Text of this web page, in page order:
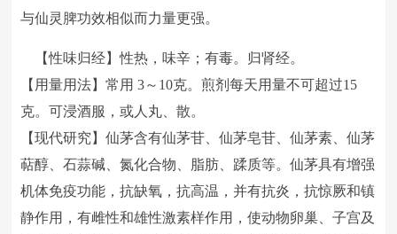
与仙灵脾功效相似而力量更强。
【性味归经】性热，味辛；有毒。归肾经。
【用量用法】常用 3～10克。煎剂每天用量不可超过15
克。可浸酒服，或人丸、散。
【现代研究】仙茅含有仙茅苷、仙茅皂苷、仙茅素、仙茅
萜醇、石蒜碱、氮化合物、脂肪、蹂质等。仙茅具有增强
机体免疫功能，抗缺氧，抗高温，并有抗炎，抗惊厥和镇
静作用，有雌性和雄性激素样作用，使动物卵巢、子宫及